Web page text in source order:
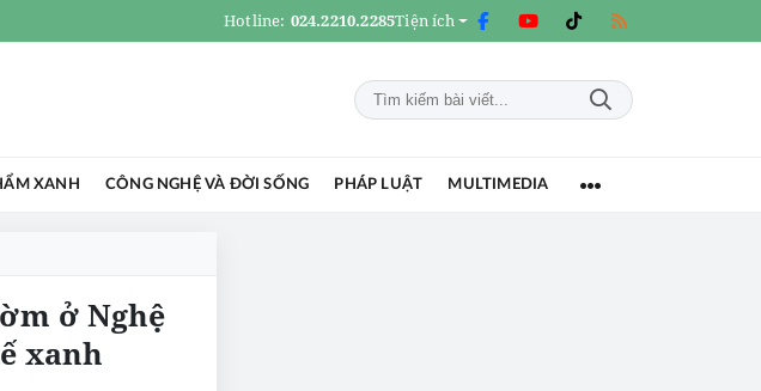
Hotline: 024.2210.2285Tiện ích
XANH CÔNG NGHỆ VÀ ĐỜI SỐNG PHÁP LUẬT MULTIMEDIA
ở Nghệ
xanh